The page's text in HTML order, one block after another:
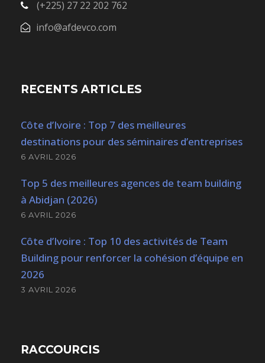
(+225) 27 22 202 762
info@afdevco.com
RECENTS ARTICLES
Côte d’Ivoire : Top 7 des meilleures
destinations pour des séminaires d’entreprises
6 AVRIL 2026
Top 5 des meilleures agences de team building
à Abidjan (2026)
6 AVRIL 2026
Côte d’Ivoire : Top 10 des activités de Team
Building pour renforcer la cohésion d’équipe en
2026
3 AVRIL 2026
RACCOURCIS